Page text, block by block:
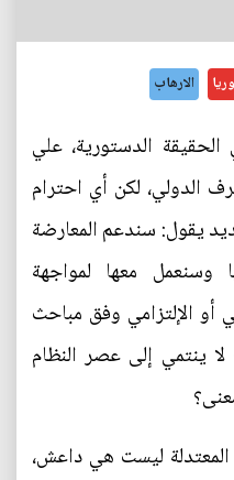
الارهاب
الدستورية، علي
الدولي، لكن أي احترام
يقول: سندعم المعارضة
وسنعمل معها لمواجهة
أو الإلتزامي وفق مباحث
ينتمي إلى عصر النظام
المعتدلة ليست هي داعش،